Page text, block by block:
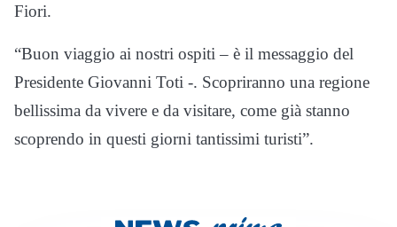
Fiori.
“Buon viaggio ai nostri ospiti – è il messaggio del
Presidente Giovanni Toti -. Scopriranno una regione
bellissima da vivere e da visitare, come già stanno
scoprendo in questi giorni tantissimi turisti”.